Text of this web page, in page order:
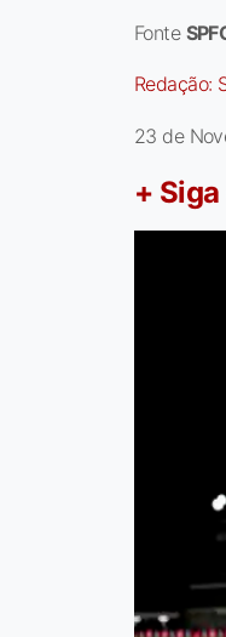
Fonte
Redação:
23 de
+